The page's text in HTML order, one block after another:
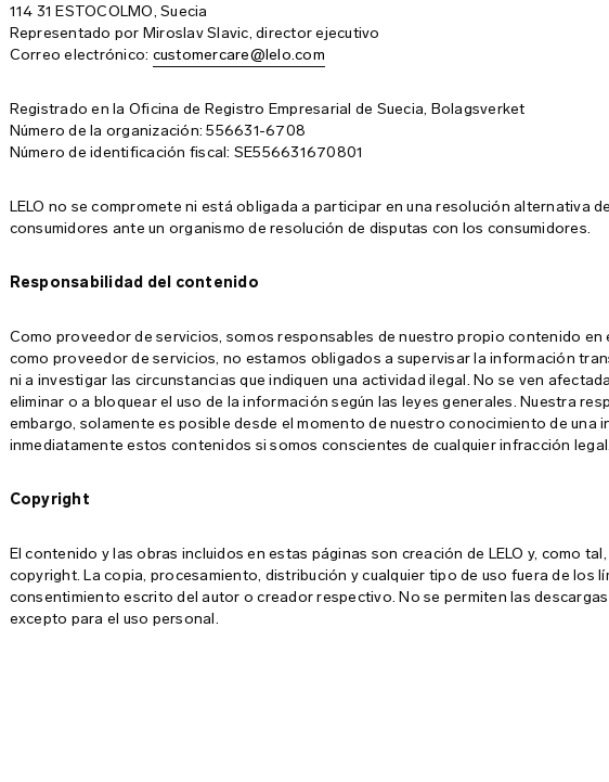
114 31 ESTOCOLMO, Suecia
Representado por Miroslav Slavic, director ejecutivo
Correo electrónico: customercare@lelo.com
Registrado en la Oficina de Registro Empresarial de Suecia, Bolagsverket
Número de la organización: 556631-6708
Número de identificación fiscal: SE556631670801
LELO no se compromete ni está obligada a participar en una resolución alternativa
consumidores ante un organismo de resolución de disputas con los consumidores.
Responsabilidad del contenido
Como proveedor de servicios, somos responsables de nuestro propio contenido en
como proveedor de servicios, no estamos obligados a supervisar la información
ni a investigar las circunstancias que indiquen una actividad ilegal. No se ven
eliminar o a bloquear el uso de la información según las leyes generales. Nuestra
embargo, solamente es posible desde el momento de nuestro conocimiento de una
inmediatamente estos contenidos si somos conscientes de cualquier infracción legal.
Copyright
El contenido y las obras incluidos en estas páginas son creación de LELO y, como
copyright. La copia, procesamiento, distribución y cualquier tipo de uso fuera de los
consentimiento escrito del autor o creador respectivo. No se permiten las
excepto para el uso personal.